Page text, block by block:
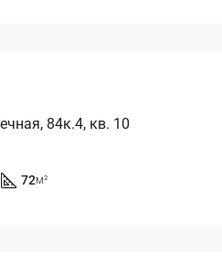
84к.4, кв. 10
72м²